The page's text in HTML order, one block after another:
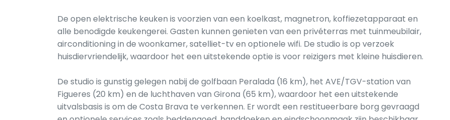
De open elektrische keuken is voorzien van een koelkast, magnetron, koffiezetapparaat en
alle benodigde keukengerei. Gasten kunnen genieten van een privéterras met tuinmeubilair,
airconditioning in de woonkamer, satelliet-tv en optionele wifi. De studio is op verzoek
huisdiervriendelijk, waardoor het een uitstekende optie is voor reizigers met kleine huisdieren.
De studio is gunstig gelegen nabij de golfbaan Peralada (16 km), het AVE/TGV-station van
Figueres (20 km) en de luchthaven van Girona (65 km), waardoor het een uitstekende
uitvalsbasis is om de Costa Brava te verkennen. Er wordt een restitueerbare borg gevraagd